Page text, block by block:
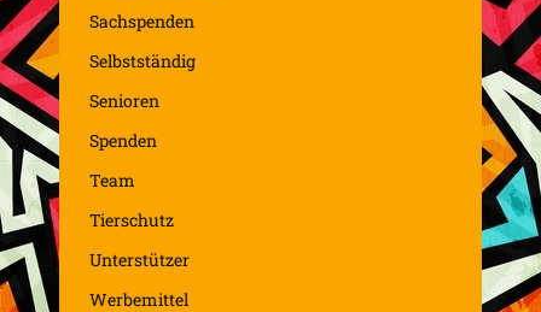
Sachspenden
Selbstständig
Senioren
Spenden
Team
Tierschutz
Unterstützer
Werbemittel